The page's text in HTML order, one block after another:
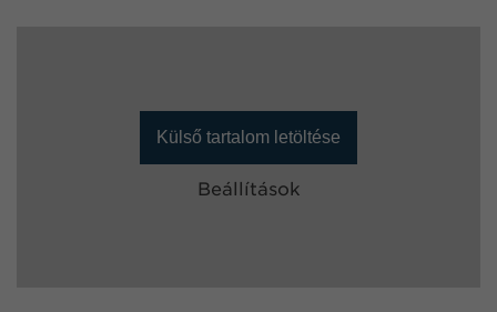
Külső tartalom letöltése
Beállítások